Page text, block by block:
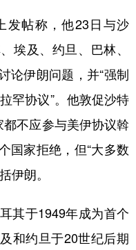
Français عربى
日本語 한국어
帖称，他23日与沙
埃及、约旦、巴林、
论伊朗问题，并“强制
罕协议”。他敦促沙特
都不应参与美伊协议斡
国家拒绝，但“大多数
伊朗。
于1949年成为首个
和约旦于20世纪后期